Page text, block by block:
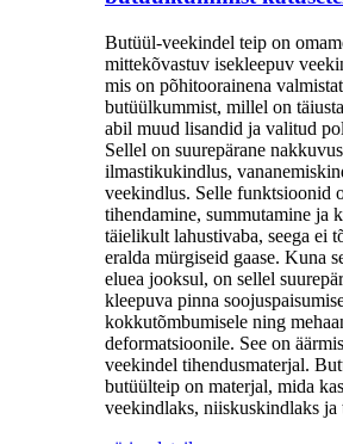
Butüül-veekindel teip on
mittekõvastuv isekleepuv
mis on põhitoorainena
butüülkummist, millel on
abil muud lisandid ja valitud
Sellel on suurepärane
ilmastikukindlus,
veekindlus. Selle funktsioonid
tihendamine, summutamine ja
täielikult lahustivaba, seega ei
eralda mürgiseid gaase. Kuna
eluea jooksul, on sellel
kleepuva pinna
kokkutõmbumisele ning
deformatsioonile. See on
veekindel tihendusmaterjal.
butüülteip on materjal, mida
veekindlaks, niiskuskindlaks ja